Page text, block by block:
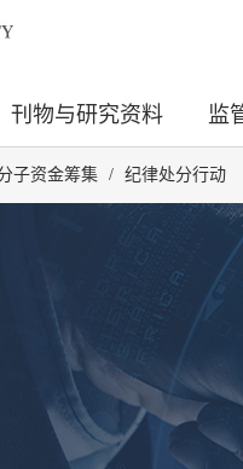
刊物与研究资料 监
子资金筹集 / 纪律处分行动